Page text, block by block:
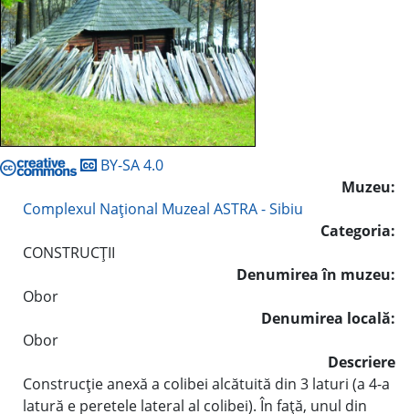
BY-SA 4.0
Muzeu:
Complexul Naţional Muzeal ASTRA - Sibiu
Categoria:
CONSTRUCŢII
Denumirea în muzeu:
Obor
Denumirea locală:
Obor
Descriere
Construcţie anexă a colibei alcătuită din 3 laturi (a 4-a
latură e peretele lateral al colibei). În faţă, unul din